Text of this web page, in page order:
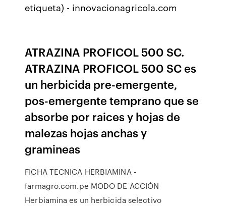
etiqueta) - innovacionagricola.com
ATRAZINA PROFICOL 500 SC.
ATRAZINA PROFICOL 500 SC es
un herbicida pre-emergente,
pos-emergente temprano que se
absorbe por raices y hojas de
malezas hojas anchas y
gramineas
FICHA TECNICA HERBIAMINA -
farmagro.com.pe MODO DE ACCIÓN
Herbiamina es un herbicida selectivo